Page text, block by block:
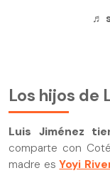
♬
Los hijos de
Luis Jiménez
comparte con
madre esYoyi